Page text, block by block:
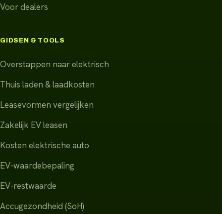
Voor dealers
GIDSEN & TOOLS
Overstappen naar elektrisch
Thuis laden & laadkosten
Leasevormen vergelijken
Zakelijk EV leasen
Kosten elektrische auto
EV-waardebepaling
EV-restwaarde
Accugezondheid (SoH)